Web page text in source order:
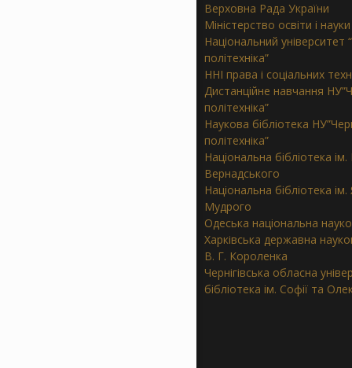
Верховна Рада України
Міністерство освіти і
Національний університет
політехніка”
ННІ права і соціальних
Дистанційне навчання
політехніка”
Наукова бібліотека
політехніка”
Національна бібліотека ім.
Вернадського
Національна бібліотека
Мудрого
Одеська національна
Харківська державна
В. Г. Короленка
Чернігівська обласна
бібліотека ім. Софії та